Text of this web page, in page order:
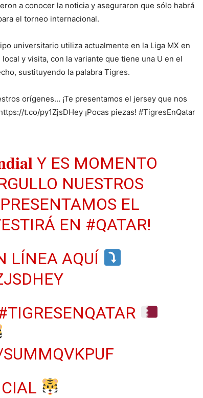
a conocer la noticia y aseguraron que sólo habrá
el torneo internacional.
universitario utiliza actualmente en la Liga MX en
y visita, con la variante que tiene una U en el
sustituyendo la palabra Tigres.
orígenes… ¡Te presentamos el jersey que nos
t.co/py1ZjsDHey ¡Pocas piezas! #TigresEnQatar
Y ES MOMENTO
NUESTROS
PRESENTAMOS EL
EN #QATAR!
LÍNEA AQUÍ